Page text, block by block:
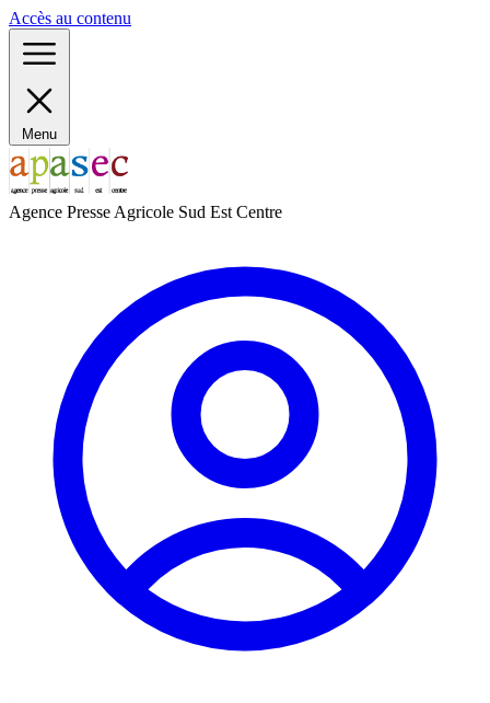
Accès au contenu
Menu
Agence Presse Agricole Sud Est Centre
Panneau de gestion des cookies